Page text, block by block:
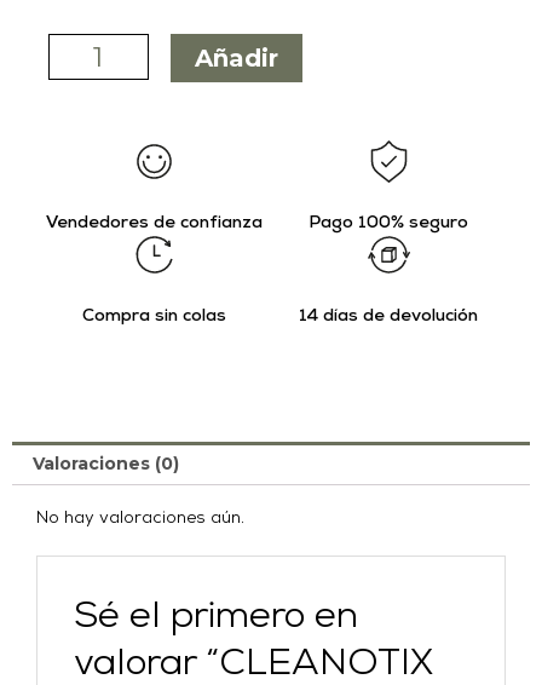
Añadir
Vendedores de confianza Pago 100% seguro
Compra sin colas 14 días de devolución
Valoraciones (0)
No hay valoraciones aún.
Sé el primero en
valorar “CLEANOTIX